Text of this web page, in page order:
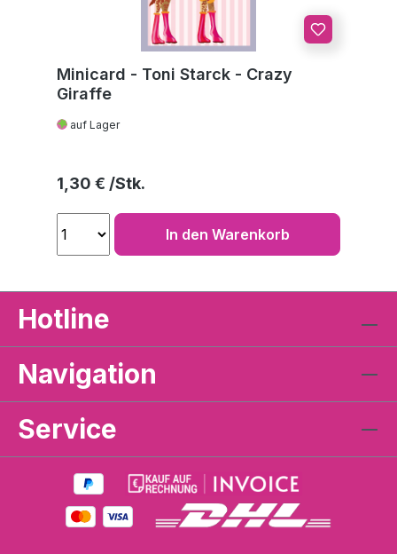
Minicard - Toni Starck - Crazy
Giraffe
auf Lager
Regulärer Preis:
1,30 €
In den Warenkorb
Hotline
Navigation
Service